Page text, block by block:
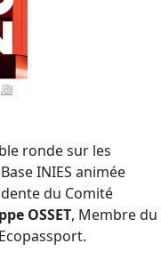
ronde sur les
INIES animée
du Comité
OSSET, Membre du